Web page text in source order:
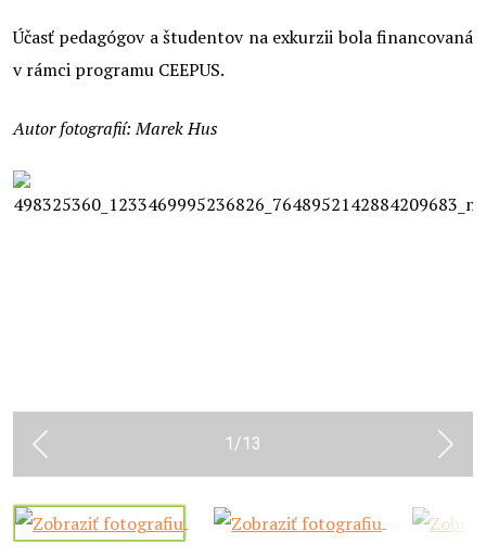
Účasť pedagógov a študentov na exkurzii bola financovaná
v rámci programu CEEPUS.
Autor fotografií: Marek Hus
Previous Next
1 /13